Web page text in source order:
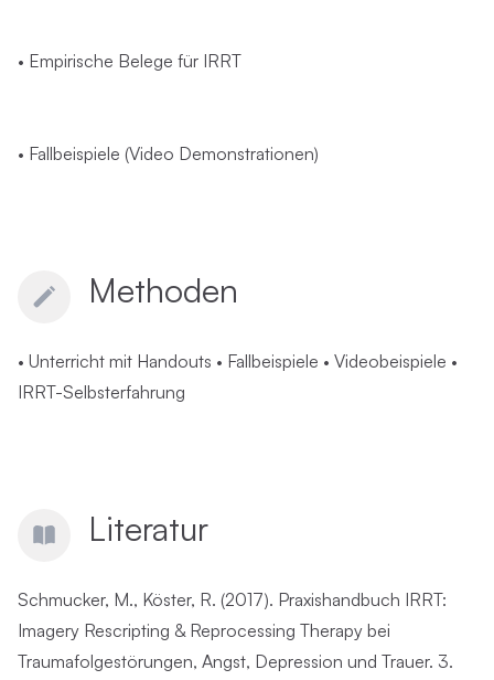
• Empirische Belege für IRRT
• Fallbeispiele (Video Demonstrationen)
Methoden
• Unterricht mit Handouts • Fallbeispiele • Videobeispiele •
IRRT-Selbsterfahrung
Literatur
Schmucker, M., Köster, R. (2017). Praxishandbuch IRRT:
Imagery Rescripting & Reprocessing Therapy bei
Traumafolgestörungen, Angst, Depression und Trauer. 3.